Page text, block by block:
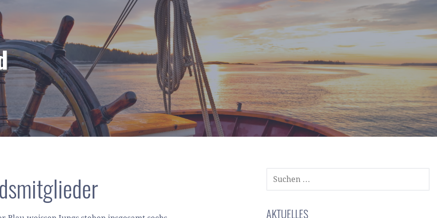
SUCHEN
NACH:
AKTUELLES